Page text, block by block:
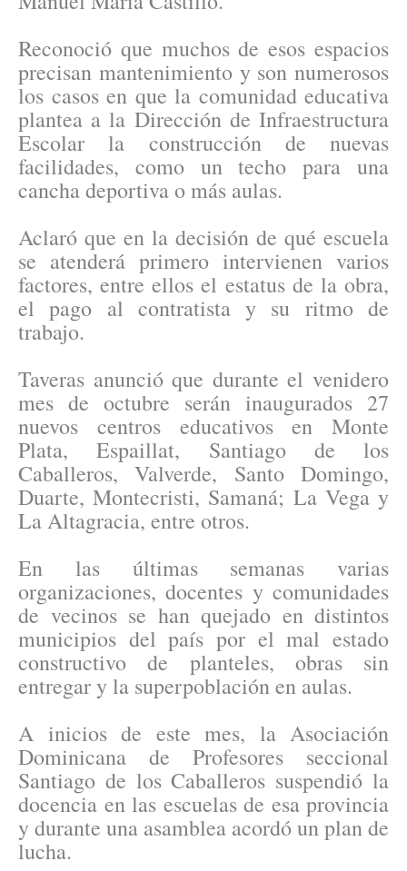
Reconoció que muchos de esos espacios
precisan mantenimiento y son numerosos
los casos en que la comunidad educativa
plantea a la Dirección de Infraestructura
Escolar la construcción de nuevas
facilidades, como un techo para una
cancha deportiva o más aulas.
Aclaró que en la decisión de qué escuela
se atenderá primero intervienen varios
factores, entre ellos el estatus de la obra,
el pago al contratista y su ritmo de
trabajo.
Taveras anunció que durante el venidero
mes de octubre serán inaugurados 27
nuevos centros educativos en Monte
Plata, Espaillat, Santiago de los
Caballeros, Valverde, Santo Domingo,
Duarte, Montecristi, Samaná; La Vega y
La Altagracia, entre otros.
En las últimas semanas varias
organizaciones, docentes y comunidades
de vecinos se han quejado en distintos
municipios del país por el mal estado
constructivo de planteles, obras sin
entregar y la superpoblación en aulas.
A inicios de este mes, la Asociación
Dominicana de Profesores seccional
Santiago de los Caballeros suspendió la
docencia en las escuelas de esa provincia
y durante una asamblea acordó un plan de
lucha.